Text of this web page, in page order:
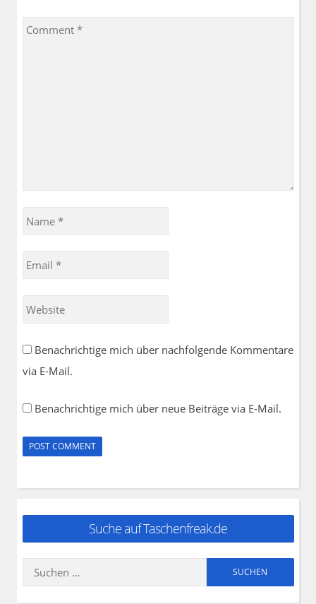
Comment
Name
*
Email
*
Website
Benachrichtige mich über nachfolgende Kommentare
via E-Mail.
Benachrichtige mich über neue Beiträge via E-Mail.
Suche auf Taschenfreak.de
Suchen
nach: